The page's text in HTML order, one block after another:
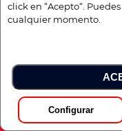
BMW
click en “Acepto“.
cualquier momento.
Configurar